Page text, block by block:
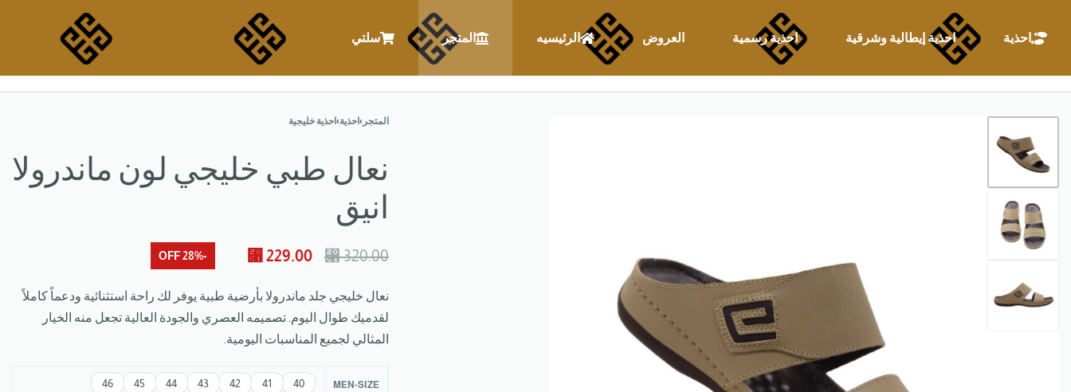
احذية احذية إيطالية وشرقية احذية رسمية العروض الرئيسيه المتجر سلتي
المتجر ›احذية›احذية خليجية
نعال طبي خليجي لون ماندرولا
انيق
⃁320.00
⃁ 229.00
-28% OFF
نعال خليجي جلد ماندرولا بأرضية طبية يوفر لك راحة استثنائية ودعماً كاملاً
لقدميك طوال اليوم. تصميمه العصري والجودة العالية تجعل منه الخيار
المثالي لجميع المناسبات اليومية.
MEN-SIZE
40
41
42
43
44
45
46